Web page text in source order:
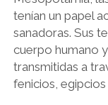
tenían un papel
sanadoras. Sus
cuerpo humano
transmitidas a
fenicios,